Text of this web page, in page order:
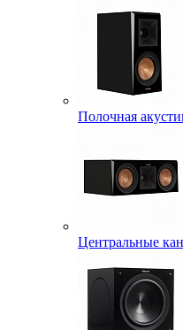
Полочная
Центральные